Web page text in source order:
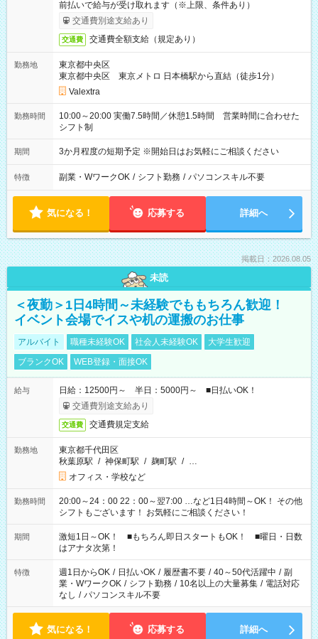
前払いで給与が受け取れます（※上限、条件あり）
交通費別途支給あり
交通費 交通費全額支給（規定あり）
勤務地
東京都中央区
東京都中央区 東京メトロ 日本橋駅から直結（徒歩1分）
Valextra
勤務時間
10:00～20:00 実働7.5時間／休憩1.5時間 営業時間に合わせた
シフト制
期間 3か月程度の短期予定 ※開始日はお気軽にご相談ください
特徴 副業・WワークOK / シフト勤務 / パソコンスキル不要
気になる！ 応募する 詳細へ
掲載日：2026.08.05
未読
＜夜勤＞1日4時間～未経験でももちろん歓迎！
イベント会場でイスや机の運搬のお仕事
アルバイト 職種未経験OK 社会人未経験OK
大学生歓迎
ブランクOK
WEB登録・面接OK
給与
日給：12500円～ 半日：5000円～ ■日払いOK！
交通費別途支給あり
交通費 交通費規定支給
勤務地
東京都千代田区
秋葉原駅 / 神保町駅 / 麹町駅 / …
オフィス・学校など
勤務時間
20:00～24：00 22：00～翌7:00 …など1日4時間～OK！ その他
シフトもございます！ お気軽にご相談ください！
期間
激短1日～OK！ ■もちろん即日スタートもOK！ ■曜日・日数
はアナタ次第！
特徴 週1日からOK / 日払いOK / 履歴書不要 / 40～50代活躍中 / 副
業・WワークOK / シフト勤務 / 10名以上の大量募集 / 電話対応
なし / パソコンスキル不要
気になる！ 応募する 詳細へ